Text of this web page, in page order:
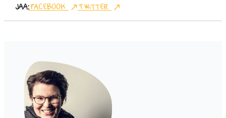
Jaa:Facebook Twitter